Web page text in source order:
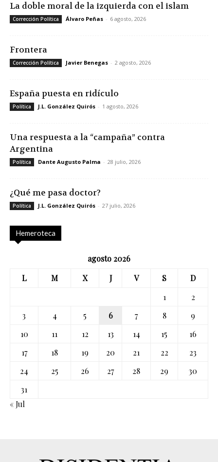
La doble moral de la izquierda con el islam
Corrección Política Álvaro Peñas - 6 agosto, 2026
Frontera
Corrección Política Javier Benegas - 2 agosto, 2026
España puesta en ridículo
Política J.L. González Quirós - 1 agosto, 2026
Una respuesta a la “campaña” contra
Argentina
Política Dante Augusto Palma - 28 julio, 2026
¿Qué me pasa doctor?
Política J.L. González Quirós - 27 julio, 2026
Hemeroteca
agosto 2026
L
M X J V S
D
1
2
3
4 5 6 7 8
9
10
11 12 13 14 15
16
17
18 19 20 21 22
23
24
25 26 27 28 29
30
31
« Jul